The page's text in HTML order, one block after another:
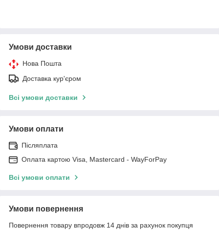
Умови доставки
Нова Пошта
Доставка кур'єром
Всі умови доставки
Умови оплати
Післяплата
Оплата картою Visa, Mastercard - WayForPay
Всі умови оплати
Умови повернення
Повернення товару впродовж 14 днів за рахунок покупця